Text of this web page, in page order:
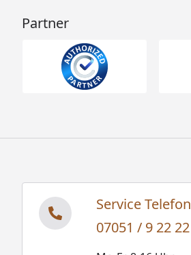
Partner
Service Telefon
07051 / 9 22 22